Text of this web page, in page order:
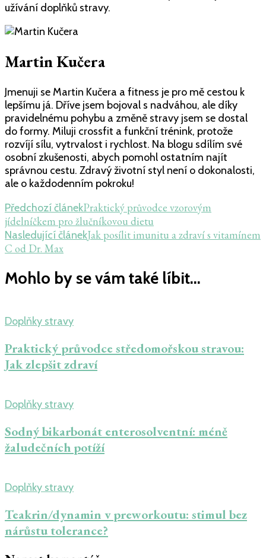
užívání doplňků stravy.
Martin Kučera
Jmenuji se Martin Kučera a fitness je pro mě cestou k
lepšímu já. Dříve jsem bojoval s nadváhou, ale díky
pravidelnému pohybu a změně stravy jsem se dostal
do formy. Miluji crossfit a funkční trénink, protože
rozvíjí sílu, vytrvalost i rychlost. Na blogu sdílím své
osobní zkušenosti, abych pomohl ostatním najít
správnou cestu. Zdravý životní styl není o dokonalosti,
ale o každodenním pokroku!
Navigace
příspěvku
Předchozí článekPraktický průvodce vzorovým
jídelníčkem pro žlučníkovou dietu
Nasledující článekJak posílit imunitu a zdraví s vitamínem
C od Dr. Max
Mohlo by se vám také líbit...
Doplňky stravy
Praktický průvodce středomořskou stravou:
Jak zlepšit zdraví
Doplňky stravy
Sodný bikarbonát enterosolventní: méně
žaludečních potíží
Doplňky stravy
Teakrin/dynamin v preworkoutu: stimul bez
nárůstu tolerance?